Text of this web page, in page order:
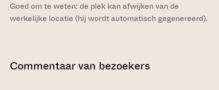
Goed om te weten: de plek kan afwijken van de
werkelijke locatie (hij wordt automatisch gegenereerd).
Commentaar van bezoekers